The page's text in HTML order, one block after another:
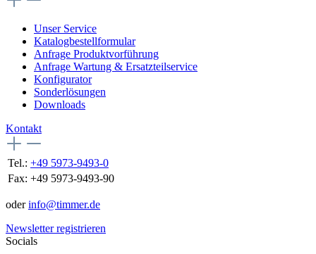
Unser Service
Katalogbestellformular
Anfrage Produktvorführung
Anfrage Wartung & Ersatzteilservice
Konfigurator
Sonderlösungen
Downloads
Kontakt
Tel.: +49 5973-9493-0
Fax: +49 5973-9493-90
oderinfo@timmer.de
Newsletter registrieren
Socials